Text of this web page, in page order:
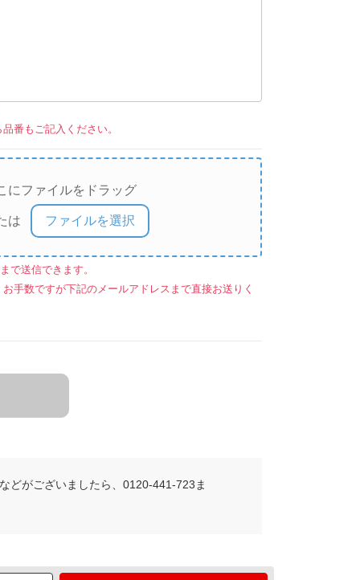
番もご記入ください。
にファイルをドラッグ
は ファイルを選択
で送信できます。
手数ですが下記のメールアドレスまで直接お送りく
どがございましたら、0120-441-723ま